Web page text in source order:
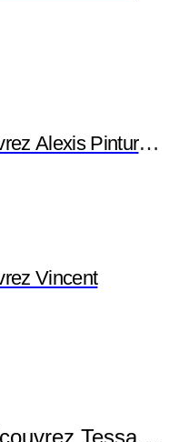
Alexis
Vincent
Tessa